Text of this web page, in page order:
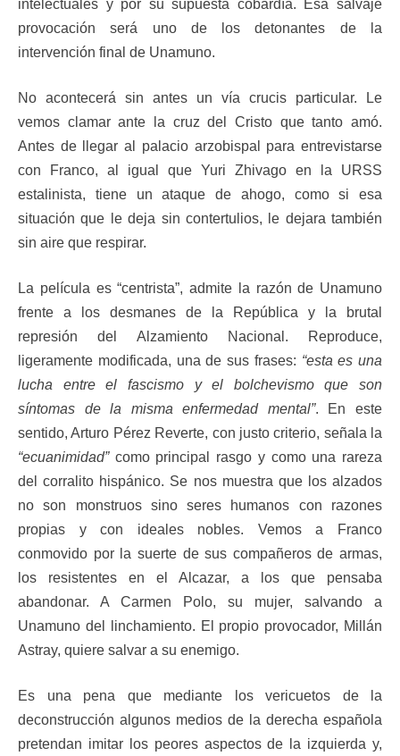
intelectuales y por su supuesta cobardía. Esa salvaje
provocación será uno de los detonantes de la
intervención final de Unamuno.
No acontecerá sin antes un vía crucis particular. Le
vemos clamar ante la cruz del Cristo que tanto amó.
Antes de llegar al palacio arzobispal para entrevistarse
con Franco, al igual que Yuri Zhivago en la URSS
estalinista, tiene un ataque de ahogo, como si esa
situación que le deja sin contertulios, le dejara también
sin aire que respirar.
La película es “centrista”, admite la razón de Unamuno
frente a los desmanes de la República y la brutal
represión del Alzamiento Nacional. Reproduce,
ligeramente modificada, una de sus frases: “esta es una
lucha entre el fascismo y el bolchevismo que son
síntomas de la misma enfermedad mental”. En este
sentido, Arturo Pérez Reverte, con justo criterio, señala la
“ecuanimidad”como principal rasgo y como una rareza
del corralito hispánico. Se nos muestra que los alzados
no son monstruos sino seres humanos con razones
propias y con ideales nobles. Vemos a Franco
conmovido por la suerte de sus compañeros de armas,
los resistentes en el Alcazar, a los que pensaba
abandonar. A Carmen Polo, su mujer, salvando a
Unamuno del linchamiento. El propio provocador, Millán
Astray, quiere salvar a su enemigo.
Es una pena que mediante los vericuetos de la
deconstrucción algunos medios de la derecha española
pretendan imitar los peores aspectos de la izquierda y,